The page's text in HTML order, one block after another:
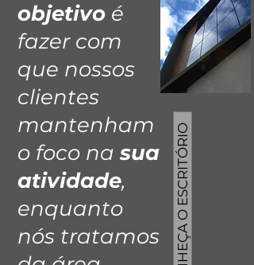
objetivo é
fazer com
que nossos
clientes
mantenham
o foco nasua
atividade,
enquanto
nós tratamos
CONHEÇA O ESCRITÓRIO